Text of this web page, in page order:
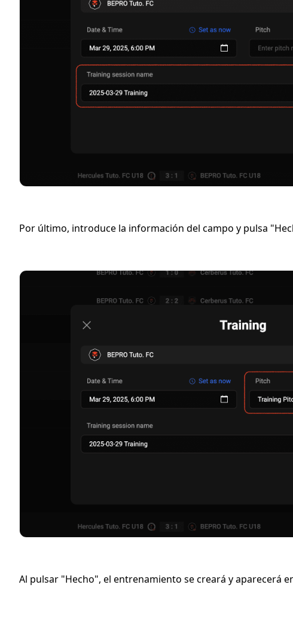
Por último, introduce la información del campo y pulsa
Al pulsar "Hecho", el entrenamiento se creará y aparecerá